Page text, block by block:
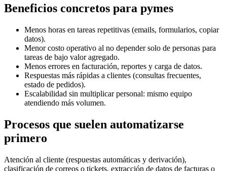
Beneficios concretos para pymes
Menos horas en tareas repetitivas (emails, formularios, copiar
datos).
Menor costo operativo al no depender solo de personas para
tareas de bajo valor agregado.
Menos errores en facturación, reportes y carga de datos.
Respuestas más rápidas a clientes (consultas frecuentes,
estado de pedidos).
Escalabilidad sin multiplicar personal: mismo equipo
atendiendo más volumen.
Procesos que suelen automatizarse
primero
Atención al cliente (respuestas automáticas y derivación),
clasificación de correos o tickets, extracción de datos de facturas o